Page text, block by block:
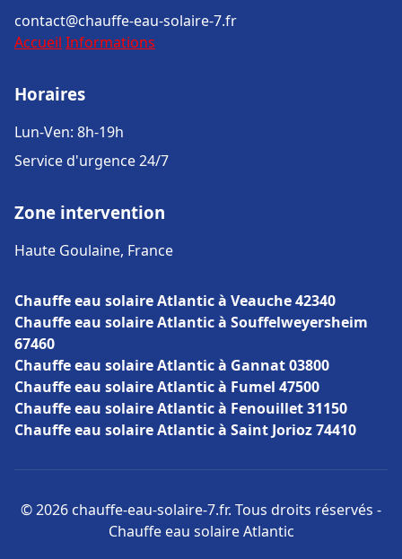
contact@chauffe-eau-solaire-7.fr
Accueil Informations
Horaires
Lun-Ven: 8h-19h
Service d'urgence 24/7
Zone intervention
Haute Goulaine, France
Chauffe eau solaire Atlantic à Veauche 42340
Chauffe eau solaire Atlantic à Souffelweyersheim
67460
Chauffe eau solaire Atlantic à Gannat 03800
Chauffe eau solaire Atlantic à Fumel 47500
Chauffe eau solaire Atlantic à Fenouillet 31150
Chauffe eau solaire Atlantic à Saint Jorioz 74410
© 2026 chauffe-eau-solaire-7.fr. Tous droits réservés -
Chauffe eau solaire Atlantic